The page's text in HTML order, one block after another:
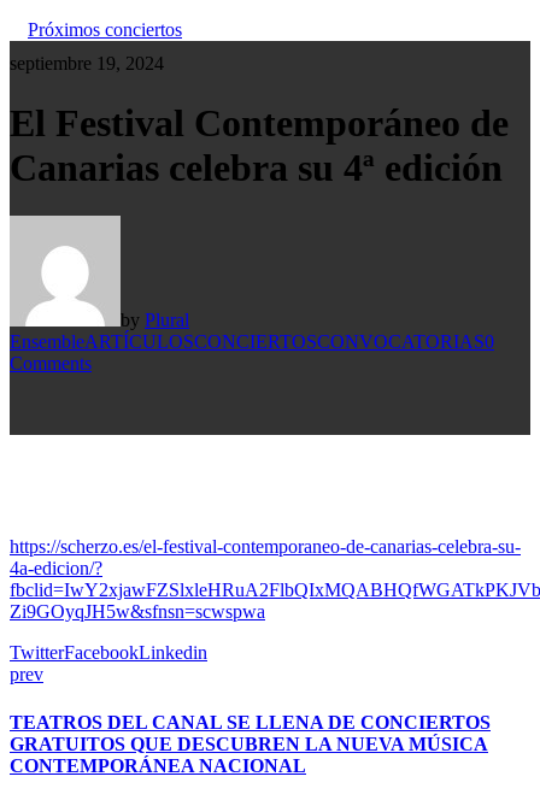
Próximos conciertos
septiembre 19, 2024
El Festival Contemporáneo de
Canarias celebra su 4ª edición
by Plural
EnsembleARTÍCULOSCONCIERTOSCONVOCATORIAS0
Comments
https://scherzo.es/el-festival-contemporaneo-de-canarias-celebra-su-
4a-edicion/?
Zi9GOyqJH5w&sfnsn=scwspwa
TwitterFacebookLinkedin
prev
TEATROS DEL CANAL SE LLENA DE CONCIERTOS
GRATUITOS QUE DESCUBREN LA NUEVA MÚSICA
CONTEMPORÁNEA NACIONAL